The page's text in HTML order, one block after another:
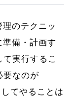
のテクニッ
備・計画す
実行するこ
要なのが
てやることは